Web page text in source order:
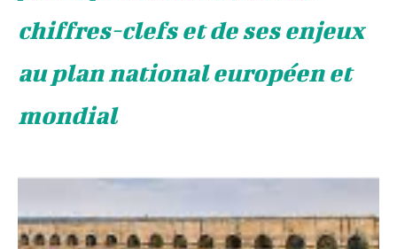
chiffres-clefs et de ses enjeux
au plan national européen et
mondial